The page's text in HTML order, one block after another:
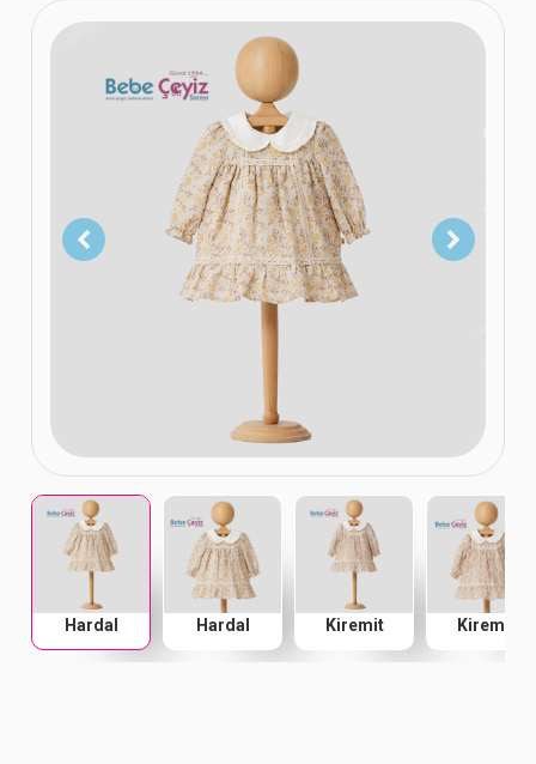
Hardal Hardal Kiremit Kiremit